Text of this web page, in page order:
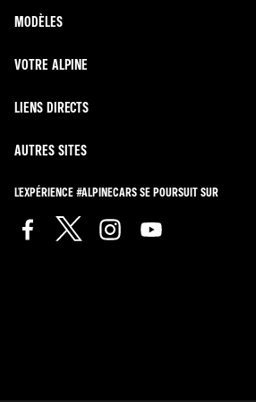
MODÈLES
VOTRE ALPINE
LIENS DIRECTS
AUTRES SITES
L'EXPÉRIENCE #ALPINECARS SE POURSUIT SUR